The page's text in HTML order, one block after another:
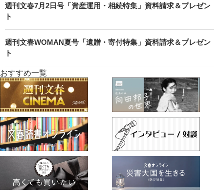
週刊文春7月2日号「資産運用・相続特集」資料請求＆プレゼン
ト
週刊文春WOMAN夏号「遺贈・寄付特集」資料請求＆プレゼン
ト
おすすめ一覧